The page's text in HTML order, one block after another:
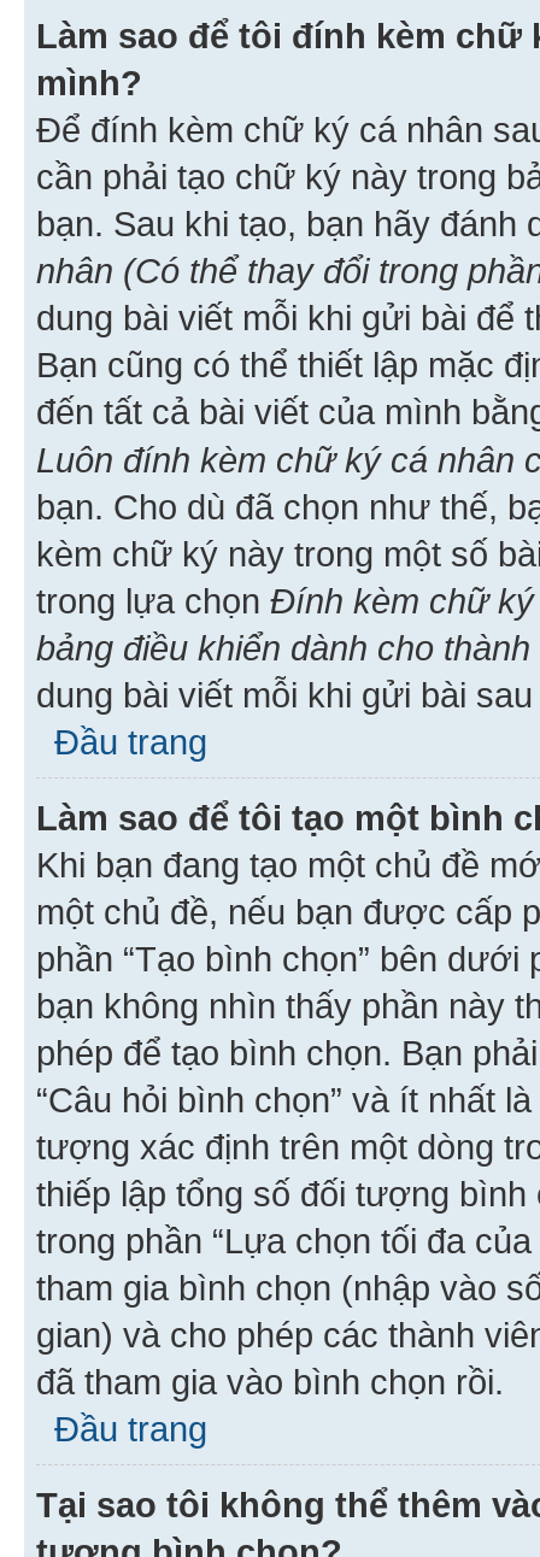
Làm sao để tôi đính kèm chữ
mình?
Để đính kèm chữ ký cá nhân
cần phải tạo chữ ký này trong
bạn. Sau khi tạo, bạn hãy
nhân (Có thể thay đổi trong
dung bài viết mỗi khi gửi bài để
Bạn cũng có thể thiết lập mặc
đến tất cả bài viết của mình
Luôn đính kèm chữ ký cá nhân
bạn. Cho dù đã chọn như thế,
kèm chữ ký này trong một số
trong lựa chọn Đính kèm chữ
bảng điều khiển dành cho
dung bài viết mỗi khi gửi bài sau
Đầu trang
Làm sao để tôi tạo một bình
Khi bạn đang tạo một chủ đề
một chủ đề, nếu bạn được cấp
phần “Tạo bình chọn” bên
bạn không nhìn thấy phần này
phép để tạo bình chọn. Bạn
“Câu hỏi bình chọn” và ít nhất
tượng xác định trên một dòng
thiếp lập tổng số đối tượng
trong phần “Lựa chọn tối đa
tham gia bình chọn (nhập vào
gian) và cho phép các thành
đã tham gia vào bình chọn rồi.
Đầu trang
Tại sao tôi không thể thêm